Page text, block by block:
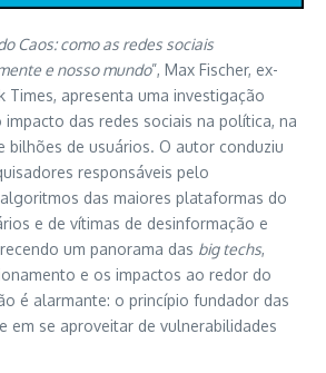
Caos: como as redes sociais
e nosso mundo”, Max Fischer, ex-
Times, apresenta uma investigação
das redes sociais na política, na
bilhões de usuários. O autor conduziu
responsáveis pelo
das maiores plataformas do
e de vítimas de desinformação e
um panorama das big techs,
e os impactos ao redor do
é alarmante: o princípio fundador das
em se aproveitar de vulnerabilidades